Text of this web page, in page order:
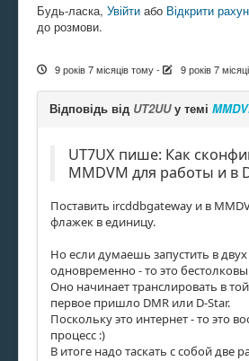
Будь-ласка, Увійти або Відкрити
до розмови.
9 років 7 місяців тому- 9 років 7
Відповідь від UT2UUу темі
UT7UX пише: Как
MMDVM для работы и в
Поставить ircddbgateway и в
флажек в единицу.
Но если думаешь запустить в
одновременно - то это
Оно начинает транслировать в
первое пришло DMR или D-Star.
Поскольку это интернет - то это
процесс :)
В итоге надо таскать с собой две